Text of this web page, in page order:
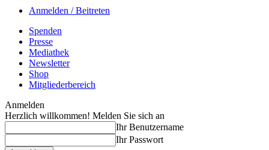
Anmelden / Beitreten
Spenden
Presse
Mediathek
Newsletter
Shop
Mitgliederbereich
Anmelden
Herzlich willkommen! Melden Sie sich an
Ihr Benutzername
Ihr Passwort